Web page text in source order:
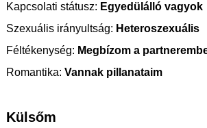
Kapcsolati státusz: Egyedülálló vagyok
Szexuális irányultság: Heteroszexuális
Féltékenység: Megbízom a
Romantika: Vannak pillanataim
Külsőm